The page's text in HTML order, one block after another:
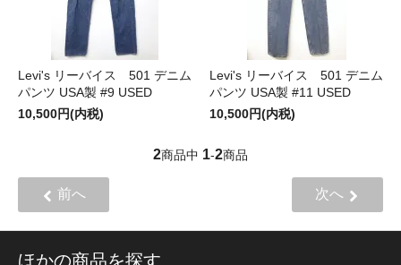
Levi's リーバイス 501 デニム
パンツ USA製 #9 USED
10,500円(内税)
Levi's リーバイス 501 デニム
パンツ USA製 #11 USED
10,500円(内税)
2商品中 1-2商品
前へ 次へ
ほかの商品を探す